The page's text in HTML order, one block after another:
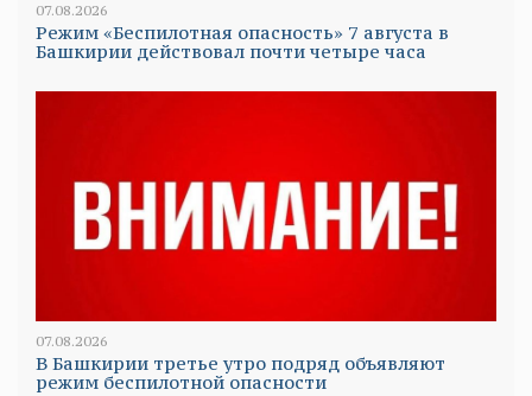
07.08.2026
Режим «Беспилотная опасность» 7 августа в
Башкирии действовал почти четыре часа
07.08.2026
В Башкирии третье утро подряд объявляют
режим беспилотной опасности